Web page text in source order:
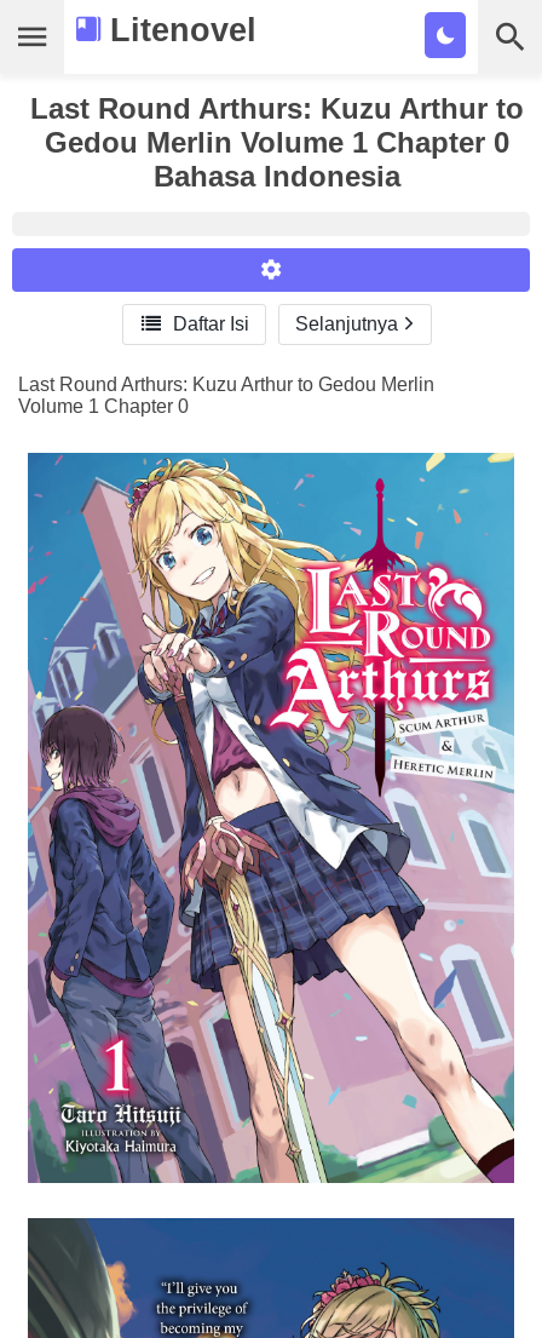
Litenovel
Daftar Novel
Tamat
Last Round Arthurs: Kuzu Arthur to
Gedou Merlin Volume 1 Chapter 0
Bahasa Indonesia
Reader Settings
Font :
Titillium Web
Size :
16 A+
 Daftar Isi Selanjutnya
Last Round Arthurs: Kuzu Arthur to Gedou Merlin
Volume 1 Chapter 0